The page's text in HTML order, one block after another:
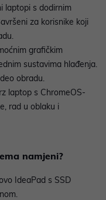
laptopi s dodirnim
za korisnike koji
grafičkim
sustavima hlađenja.
obradu.
laptop s ChromeOS-
rad u oblaku i
namjeni?
IdeaPad s SSD